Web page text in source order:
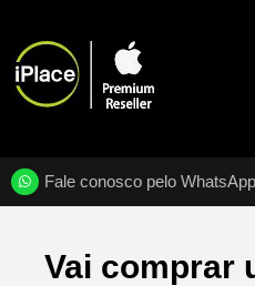
Fale conosco pelo WhatsApp
Vai comprar